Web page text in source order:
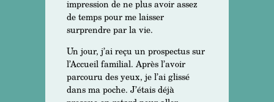
impression de ne plus avoir assez
de temps pour me laisser
surprendre par la vie.
Un jour, j’ai reçu un prospectus sur
l’Accueil familial. Après l’avoir
parcouru des yeux, je l’ai glissé
dans ma poche. J’étais déjà